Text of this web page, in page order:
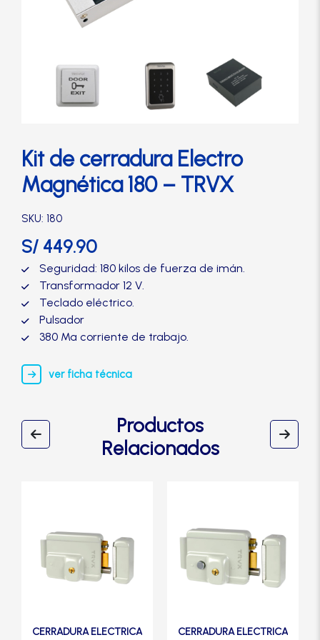
Cerradura eléctrica
Cerraduras Digitales
Cierrapuertas
Manijas
Manillones
Otros
SCOLTA
Kit de cerradura Electro
Magnética 180 – TRVX
SKU: 180
S/ 449.90
Seguridad: 180 kilos de fuerza de imán.
Transformador 12 V.
Teclado eléctrico.
Pulsador
380 Ma corriente de trabajo.
ver ficha técnica
Productos
Relacionados
CERRADURA ELECTRICA
tiene
múltiples
variantes.
se
CERRADURA ELECTRICA
producto
múltiples
variantes.
se